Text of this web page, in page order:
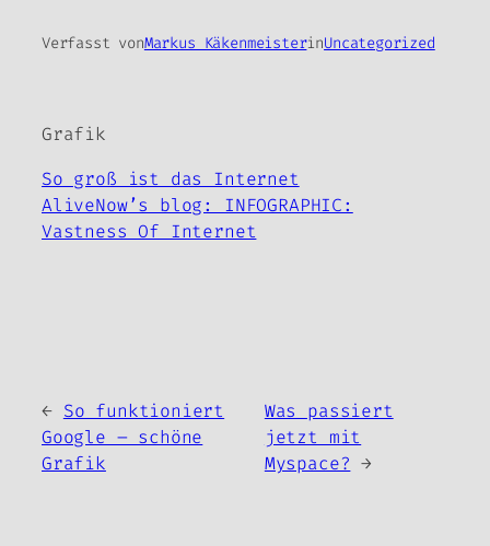
Verfasst vonMarkus KäkenmeisterinUncategorized
Grafik
So groß ist das Internet
AliveNow’s blog: INFOGRAPHIC:
Vastness Of Internet
← So funktioniert
Google – schöne
Grafik
Was passiert
jetzt mit
Myspace? →